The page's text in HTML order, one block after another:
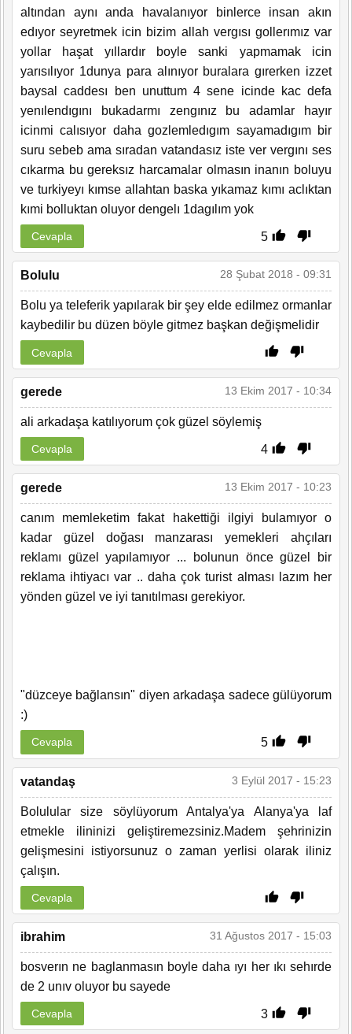
altından aynı anda havalanıyor binlerce insan akın
edıyor seyretmek icin bizim allah vergısı gollerımız var
yollar haşat yıllardır boyle sanki yapmamak icin
yarısılıyor 1dunya para alınıyor buralara gırerken izzet
baysal caddesı ben unuttum 4 sene icinde kac defa
yenılendıgını bukadarmı zengınız bu adamlar hayır
icinmi calısıyor daha gozlemledıgım sayamadıgım bir
suru sebeb ama sıradan vatandasız iste ver vergını ses
cıkarma bu gereksız harcamalar olmasın inanın boluyu
ve turkiyeyı kımse allahtan baska yıkamaz kımı aclıktan
kımi bolluktan oluyor dengelı 1dagılım yok
5
Cevapla
Bolulu 28 Şubat 2018 - 09:31
Bolu ya teleferik yapılarak bir şey elde edilmez ormanlar
kaybedilir bu düzen böyle gitmez başkan değişmelidir
Cevapla
gerede 13 Ekim 2017 - 10:34
ali arkadaşa katılıyorum çok güzel söylemiş
4
Cevapla
gerede 13 Ekim 2017 - 10:23
canım memleketim fakat hakettiği ilgiyi bulamıyor o
kadar güzel doğası manzarası yemekleri ahçıları
reklamı güzel yapılamıyor ... bolunun önce güzel bir
reklama ihtiyacı var .. daha çok turist alması lazım her
yönden güzel ve iyi tanıtılması gerekiyor.
"düzceye bağlansın" diyen arkadaşa sadece gülüyorum
:)
5
Cevapla
vatandaş 3 Eylül 2017 - 15:23
Bolulular size söylüyorum Antalya'ya Alanya'ya laf
etmekle ilininizi geliştiremezsiniz.Madem şehrinizin
gelişmesini istiyorsunuz o zaman yerlisi olarak iliniz
çalışın.
Cevapla
ibrahim 31 Ağustos 2017 - 15:03
bosverın ne baglanmasın boyle daha ıyı her ıkı sehırde
de 2 unıv oluyor bu sayede
3
Cevapla